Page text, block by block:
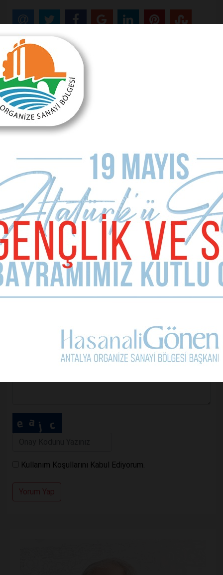
Önceki Makale
Seçim öncesi verdiklerini, şimdi istiyorlar!
MAKALE YORUMLARI
Sizde Yorum Ekleyin
İsim Soyad
E-mail Adresiniz (zorunlu değil)
Telefon (zorunlu değil)
Kullanım Koşullarını Kabul Ediyorum.
Yorum Yap